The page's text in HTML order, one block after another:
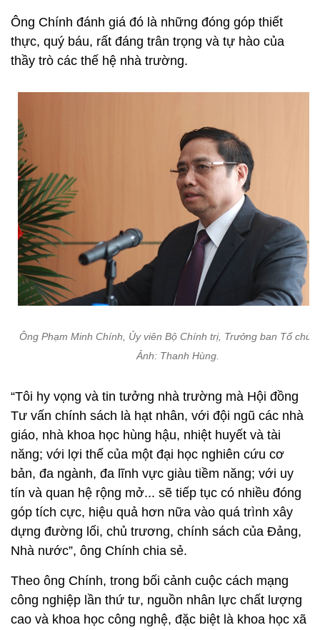
Ông Chính đánh giá đó là những đóng góp thiết
thực, quý báu, rất đáng trân trọng và tự hào của
thầy trò các thế hệ nhà trường.
Ông Phạm Minh Chính, Ủy viên Bộ Chính trị, Trưởng ban Tổ chức
Ảnh: Thanh Hùng.
“Tôi hy vọng và tin tưởng nhà trường mà Hội đồng
Tư vấn chính sách là hạt nhân, với đội ngũ các nhà
giáo, nhà khoa học hùng hậu, nhiệt huyết và tài
năng; với lợi thế của một đại học nghiên cứu cơ
bản, đa ngành, đa lĩnh vực giàu tiềm năng; với uy
tín và quan hệ rộng mở... sẽ tiếp tục có nhiều đóng
góp tích cực, hiệu quả hơn nữa vào quá trình xây
dựng đường lối, chủ trương, chính sách của Đảng,
Nhà nước”, ông Chính chia sẻ.
Theo ông Chính, trong bối cảnh cuộc cách mạng
công nghiệp lần thứ tư, nguồn nhân lực chất lượng
cao và khoa học công nghệ, đặc biệt là khoa học xã